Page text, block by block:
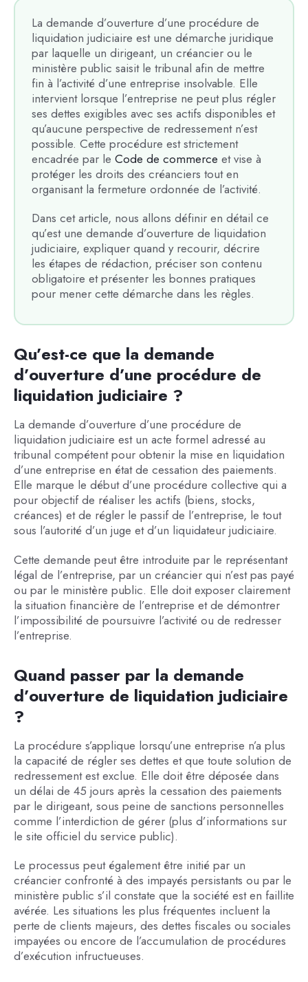
La demande d’ouverture d’une procédure de
liquidation judiciaire est une démarche juridique
par laquelle un dirigeant, un créancier ou le
ministère public saisit le tribunal afin de mettre
fin à l’activité d’une entreprise insolvable. Elle
intervient lorsque l’entreprise ne peut plus régler
ses dettes exigibles avec ses actifs disponibles et
qu’aucune perspective de redressement n’est
possible. Cette procédure est strictement
encadrée par le Code de commerce et vise à
protéger les droits des créanciers tout en
organisant la fermeture ordonnée de l’activité.
Dans cet article, nous allons définir en détail ce
qu’est une demande d’ouverture de liquidation
judiciaire, expliquer quand y recourir, décrire
les étapes de rédaction, préciser son contenu
obligatoire et présenter les bonnes pratiques
pour mener cette démarche dans les règles.
Qu’est-ce que la demande
d’ouverture d’une procédure de
liquidation judiciaire ?
La demande d’ouverture d’une procédure de
liquidation judiciaire est un acte formel adressé au
tribunal compétent pour obtenir la mise en liquidation
d’une entreprise en état de cessation des paiements.
Elle marque le début d’une procédure collective qui a
pour objectif de réaliser les actifs (biens, stocks,
créances) et de régler le passif de l’entreprise, le tout
sous l’autorité d’un juge et d’un liquidateur judiciaire.
Cette demande peut être introduite par le représentant
légal de l’entreprise, par un créancier qui n’est pas payé
ou par le ministère public. Elle doit exposer clairement
la situation financière de l’entreprise et de démontrer
l’impossibilité de poursuivre l’activité ou de redresser
l’entreprise.
Quand passer par la demande
d’ouverture de liquidation judiciaire
?
La procédure s’applique lorsqu’une entreprise n’a plus
la capacité de régler ses dettes et que toute solution de
redressement est exclue. Elle doit être déposée dans
un délai de 45 jours après la cessation des paiements
par le dirigeant, sous peine de sanctions personnelles
comme l’interdiction de gérer (plus d’informations sur
le site officiel du service public).
Le processus peut également être initié par un
créancier confronté à des impayés persistants ou par le
ministère public s’il constate que la société est en faillite
avérée. Les situations les plus fréquentes incluent la
perte de clients majeurs, des dettes fiscales ou sociales
impayées ou encore de l’accumulation de procédures
d’exécution infructueuses.